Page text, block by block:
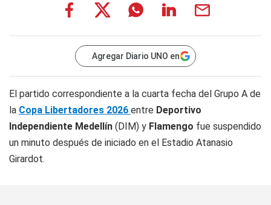
Agregar Diario UNO en
El partido correspondiente a la cuarta fecha del Grupo A de
la Copa Libertadores 2026 entre Deportivo
Independiente Medellín (DIM) y Flamengo fue suspendido
un minuto después de iniciado en el Estadio Atanasio
Girardot.